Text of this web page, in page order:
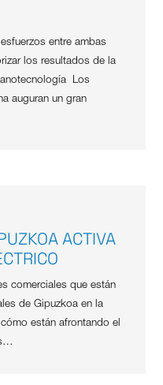
entre ambas
los resultados de la
Los
auguran un gran
ACTIVA
comerciales que están
de Gipuzkoa en la
están afrontando el